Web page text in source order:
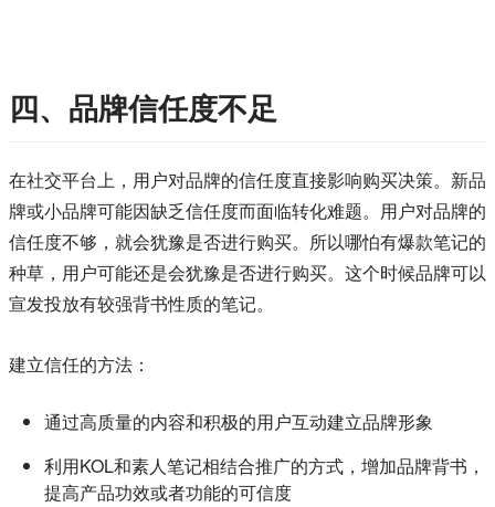
四、品牌信任度不足
在社交平台上，用户对品牌的信任度直接影响购买决策。新品
牌或小品牌可能因缺乏信任度而面临转化难题。用户对品牌的
信任度不够，就会犹豫是否进行购买。所以哪怕有爆款笔记的
种草，用户可能还是会犹豫是否进行购买。这个时候品牌可以
宣发投放有较强背书性质的笔记。
建立信任的方法：
通过高质量的内容和积极的用户互动建立品牌形象
利用KOL和素人笔记相结合推广的方式，增加品牌背书，
提高产品功效或者功能的可信度